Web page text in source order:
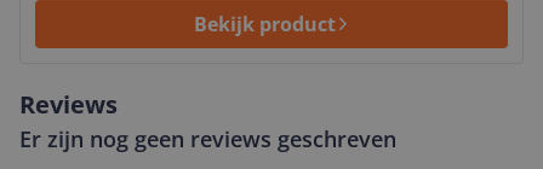
Bekijk product
Reviews
Er zijn nog geen reviews geschreven